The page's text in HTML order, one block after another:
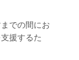
での間にお
援するた